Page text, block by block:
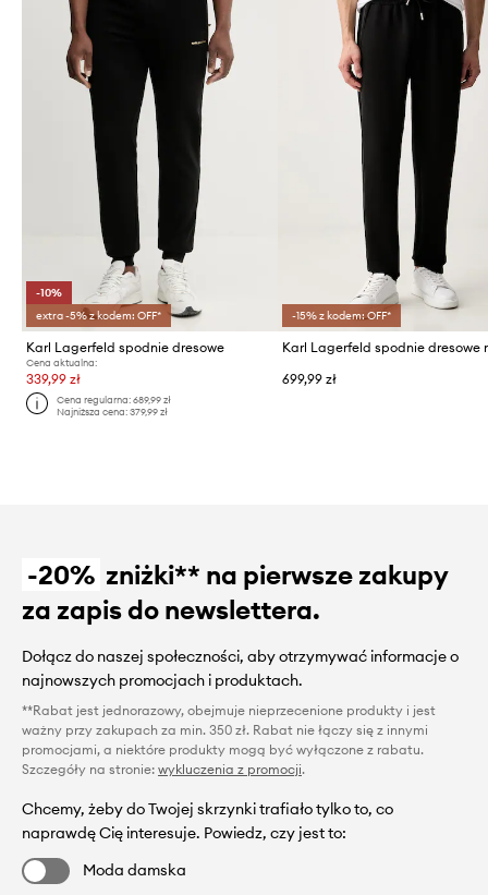
-10%
extra -5% z kodem: OFF*
Karl Lagerfeld spodnie dresowe
Cena aktualna:
339,99 zł
Cena regularna:689,99 zł
Najniższa cena:379,99 zł
-15% z kodem: OFF*
699,99 zł
-20% zniżki** na pierwsze zakupy
za zapis do newslettera.
Dołącz do naszej społeczności, aby otrzymywać informacje o
najnowszych promocjach i produktach.
**Rabat jest jednorazowy, obejmuje nieprzecenione produkty i jest
ważny przy zakupach za min. 350 zł. Rabat nie łączy się z innymi
promocjami, a niektóre produkty mogą być wyłączone z rabatu.
Szczegóły na stronie: wykluczenia z promocji.
Chcemy, żeby do Twojej skrzynki trafiało tylko to, co
naprawdę Cię interesuje. Powiedz, czy jest to:
Moda damska